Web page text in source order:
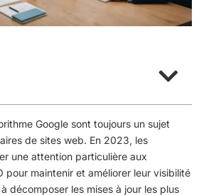
Google sont toujours un sujet
de sites web. En 2023, les
une attention particulière aux
pour maintenir et améliorer leur visibilité
décomposer les mises à jour les plus